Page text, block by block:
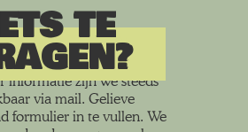
TE
informatie zijn we steeds
via mail. Gelieve
formulier in te vullen. We